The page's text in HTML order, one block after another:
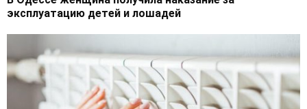
эксплуатацию детей и лошадей